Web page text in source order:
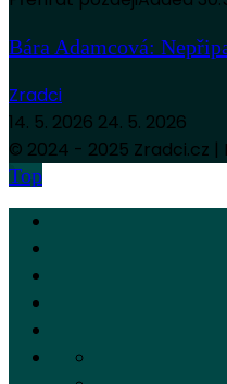
Bára Adamcová:
Zradci
14. 5. 2026 24. 5. 2026
© 2024 - 2025 Zradci.cz
Top